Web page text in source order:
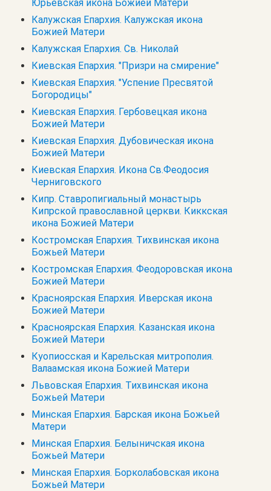
Юрьевская икона Божией Матери
Калужская Епархия. Калужская икона
Божией Матери
Калужская Епархия. Св. Николай
Киевская Епархия. "Призри на смирение"
Киевская Епархия. "Успение Пресвятой
Богородицы"
Киевская Епархия. Гербовецкая икона
Божией Матери
Киевская Епархия. Дубовическая икона
Божией Матери
Киевская Епархия. Икона Св.Феодосия
Черниговского
Кипр. Cтавропигиальный монастырь
Кипрской православной церкви. Киккская
икона Божией Матери
Костромская Епархия. Тихвинская икона
Божьей Матери
Костромская Епархия. Феодоровская икона
Божией Матери
Красноярская Епархия. Иверская икона
Божией Матери
Красноярская Епархия. Казанская икона
Божией Матери
Куопиосская и Карельская митрополия.
Валаамская икона Божией Матери
Львовская Епархия. Тихвинская икона
Божьей Матери
Минская Епархия. Барская икона Божьей
Матери
Минская Епархия. Белыничская икона
Божьей Матери
Минская Епархия. Борколабовская икона
Божьей Матери